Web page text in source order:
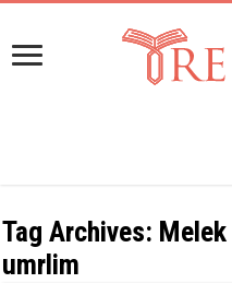
Tag Archives:
umrlim